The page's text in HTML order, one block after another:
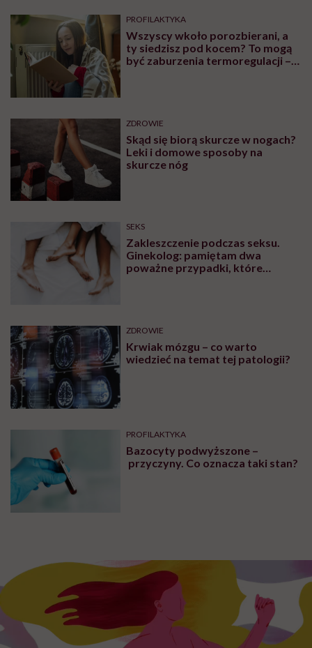
Tematy Podcast
Multimedia
PROFILAKTYKA
Wszyscy wkoło porozbierani, a
ty siedzisz pod kocem? To mogą
być zaburzenia termoregulacji –
ZDROWIE
Skąd się biorą skurcze w nogach?
Leki i domowe sposoby na
skurcze nóg
SEKS
Zakleszczenie podczas seksu.
Ginekolog: pamiętam dwa
poważne przypadki, które
ZDROWIE
Krwiak mózgu – co warto
wiedzieć na temat tej patologii?
PROFILAKTYKA
Bazocyty podwyższone –
przyczyny. Co oznacza taki stan?